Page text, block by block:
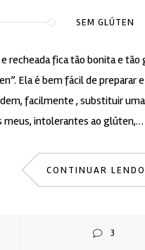
SEM GLÚTEN
recheada fica tão bonita e
Ela é bem fácil de preparar
facilmente , substituir
meus, intolerantes ao glúten,…
CONTINUAR LENDO
3